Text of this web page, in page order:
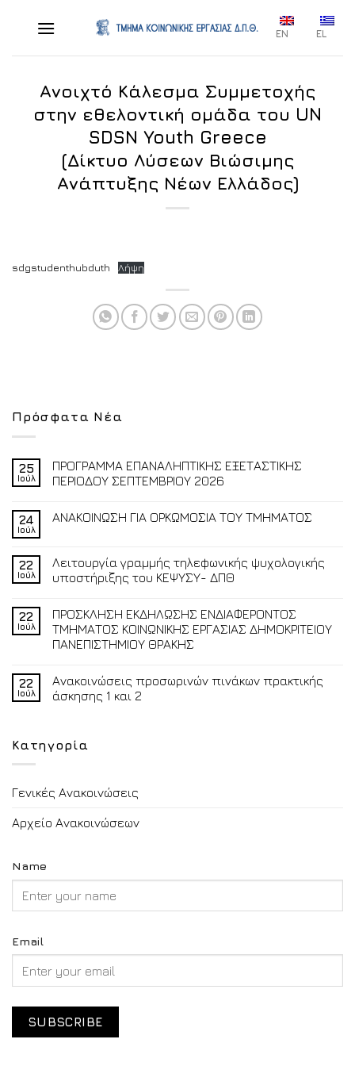
EN EL
Ανοιχτό Κάλεσμα Συμμετοχής
στην εθελοντική ομάδα του UN
SDSN Youth Greece
(Δίκτυο Λύσεων Βιώσιμης
Ανάπτυξης Νέων Ελλάδος)
sdgstudenthubduth Λήψη
Πρόσφατα Νέα
25
Ιούλ
ΠΡΟΓΡΑΜΜΑ ΕΠΑΝΑΛΗΠΤΙΚΗΣ ΕΞΕΤΑΣΤΙΚΗΣ
ΠΕΡΙΟΔΟΥ ΣΕΠΤΕΜΒΡΙΟΥ 2026
24
Ιούλ
ΑΝΑΚΟΙΝΩΣΗ ΓΙΑ ΟΡΚΩΜΟΣΙΑ ΤΟΥ ΤΜΗΜΑΤΟΣ
22
Ιούλ
Λειτουργία γραμμής τηλεφωνικής ψυχολογικής
υποστήριξης του ΚΕΨΥΣΥ- ΔΠΘ
22
Ιούλ
ΠΡΟΣΚΛΗΣΗ ΕΚΔΗΛΩΣΗΣ ΕΝΔΙΑΦΕΡΟΝΤΟΣ
ΤΜΗΜΑΤΟΣ ΚΟΙΝΩΝΙΚΗΣ ΕΡΓΑΣΙΑΣ ΔΗΜΟΚΡΙΤΕΙΟΥ
ΠΑΝΕΠΙΣΤΗΜΙΟΥ ΘΡΑΚΗΣ
22
Ιούλ
Ανακοινώσεις προσωρινών πινάκων πρακτικής
άσκησης 1 και 2
Κατηγορία
Γενικές Ανακοινώσεις
Αρχείο Ανακοινώσεων
Name
Email